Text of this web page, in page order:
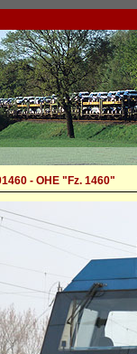
- OHE "Fz. 1460"